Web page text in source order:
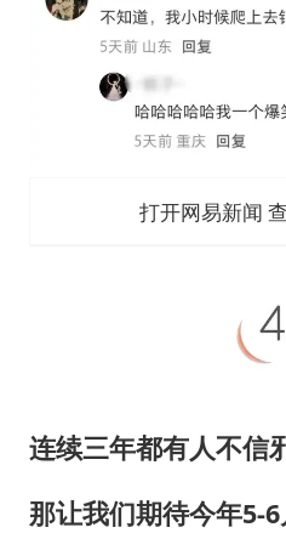
打开网易新闻
连续三年都有人不信
那让我们期待今年5-